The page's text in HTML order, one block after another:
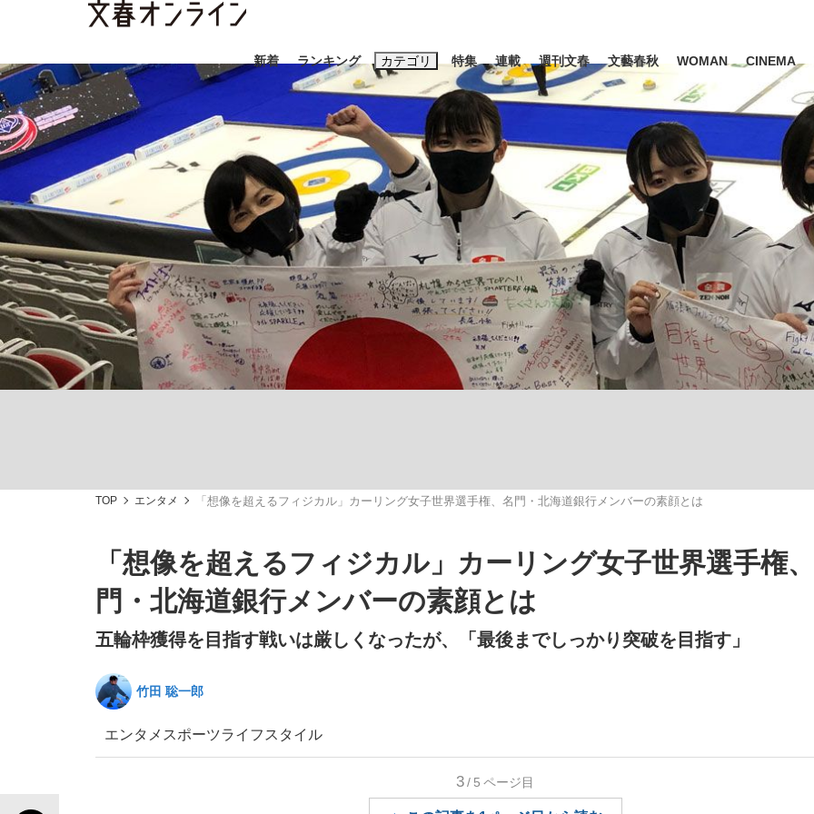
新着 ランキング カテゴリ
ニュース エンタメ ライフ ビジネス
「90%は失敗する。でも…」本田圭佑が初めて明かした日本代表監督に... 「最悪の空気のまま解散
「敗因分析は一切聞かれなかった」侍ジャパン選手が証言した“NPB聞... 「クマが悪者扱いされてい
「目標達成できなかったからと言って…」サッカー日本代表・森保一監督...
特集
終戦から81年
観る将棋、
キングの誕生を、目撃せよ。
もっと見る
連載 週刊文春 文藝春秋 WOMAN CINEMA
キーワード入力
おすすめのキーワードタグ一覧
#藤田晋 #三山凌輝 #高市早苗 #後藤真希 #森岡毅 #城彰二 #内田有紀
#玉木雄一郎
#亀和田武
TOP エンタメ 「想像を超えるフィジカル」カーリング女子世界選手権、名門・北海道銀行メンバーの素顔とは
「想像を超えるフィジカル」カーリング女子世界選手権
門・北海道銀行メンバーの素顔とは
五輪枠獲得を目指す戦いは厳しくなったが、「最後までしっかり突破を目指す」
竹田 聡一郎
エンタメ スポーツライフスタイル
3/5 ページ目